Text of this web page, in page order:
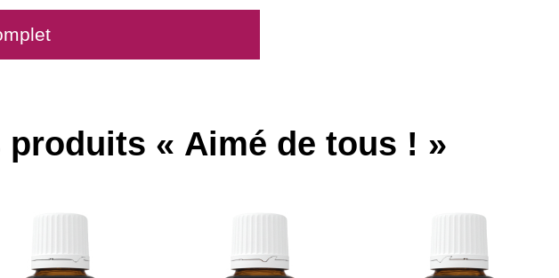
« Aimé de tous ! »